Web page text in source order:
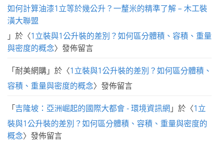
如何計算油漆1立等於幾公升？一釐米的精準了解 – 木工裝
潢大聯盟
」於〈1立裝與1公升裝的差別？如何區分體積、容積、重量
與密度的概念〉發佈留言
「耐美網購」於〈1立裝與1公升裝的差別？如何區分體積、
容積、重量與密度的概念〉發佈留言
「吉隆坡：亞洲崛起的國際大都會 - 環境資訊網 」於〈1立
裝與1公升裝的差別？如何區分體積、容積、重量與密度的
概念〉發佈留言